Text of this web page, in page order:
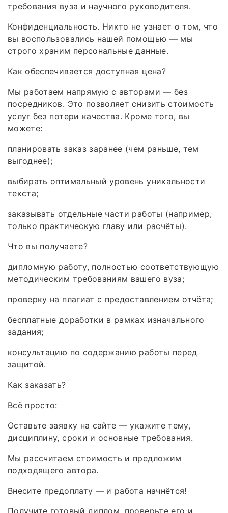
требования вуза и научного руководителя.
Конфиденциальность. Никто не узнает о том, что
вы воспользовались нашей помощью — мы
строго храним персональные данные.
Как обеспечивается доступная цена?
Мы работаем напрямую с авторами — без
посредников. Это позволяет снизить стоимость
услуг без потери качества. Кроме того, вы
можете:
планировать заказ заранее (чем раньше, тем
выгоднее);
выбирать оптимальный уровень уникальности
текста;
заказывать отдельные части работы (например,
только практическую главу или расчёты).
Что вы получаете?
дипломную работу, полностью соответствующую
методическим требованиям вашего вуза;
проверку на плагиат с предоставлением отчёта;
бесплатные доработки в рамках изначального
задания;
консультацию по содержанию работы перед
защитой.
Как заказать?
Всё просто:
Оставьте заявку на сайте — укажите тему,
дисциплину, сроки и основные требования.
Мы рассчитаем стоимость и предложим
подходящего автора.
Внесите предоплату — и работа начнётся!